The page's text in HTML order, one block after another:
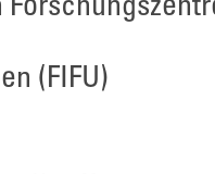
(FIFU)